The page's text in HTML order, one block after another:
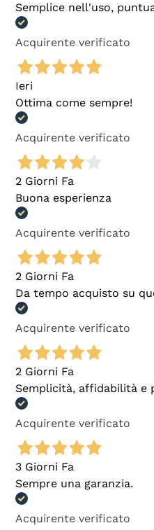
Semplice nell'uso,
Acquirente verificato
Ieri
Ottima come sempre!
Acquirente verificato
2 Giorni Fa
Buona esperienza
Acquirente verificato
2 Giorni Fa
Da tempo acquisto su
Acquirente verificato
2 Giorni Fa
Semplicità, affidabilità e
Acquirente verificato
3 Giorni Fa
Sempre una garanzia.
Acquirente verificato